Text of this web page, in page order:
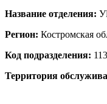
Название отделения:
Регион: Костромская
Код подразделения:
Территория